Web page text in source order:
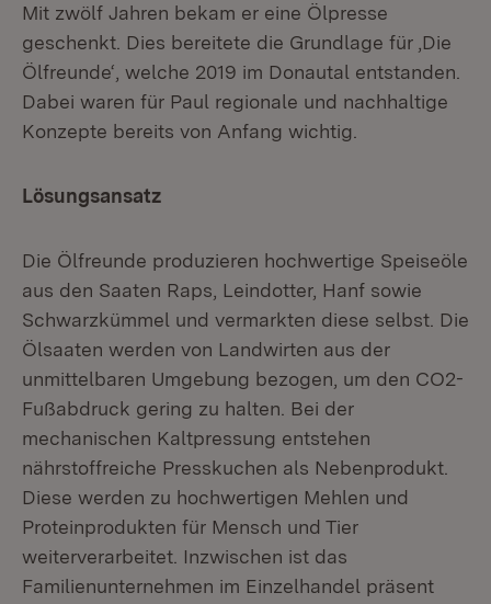
Mit zwölf Jahren bekam er eine Ölpresse
geschenkt. Dies bereitete die Grundlage für ‚Die
Ölfreunde‘, welche 2019 im Donautal entstanden.
Dabei waren für Paul regionale und nachhaltige
Konzepte bereits von Anfang wichtig.
Lösungsansatz
Die Ölfreunde produzieren hochwertige Speiseöle
aus den Saaten Raps, Leindotter, Hanf sowie
Schwarzkümmel und vermarkten diese selbst. Die
Ölsaaten werden von Landwirten aus der
unmittelbaren Umgebung bezogen, um den CO2-
Fußabdruck gering zu halten. Bei der
mechanischen Kaltpressung entstehen
nährstoffreiche Presskuchen als Nebenprodukt.
Diese werden zu hochwertigen Mehlen und
Proteinprodukten für Mensch und Tier
weiterverarbeitet. Inzwischen ist das
Familienunternehmen im Einzelhandel präsent